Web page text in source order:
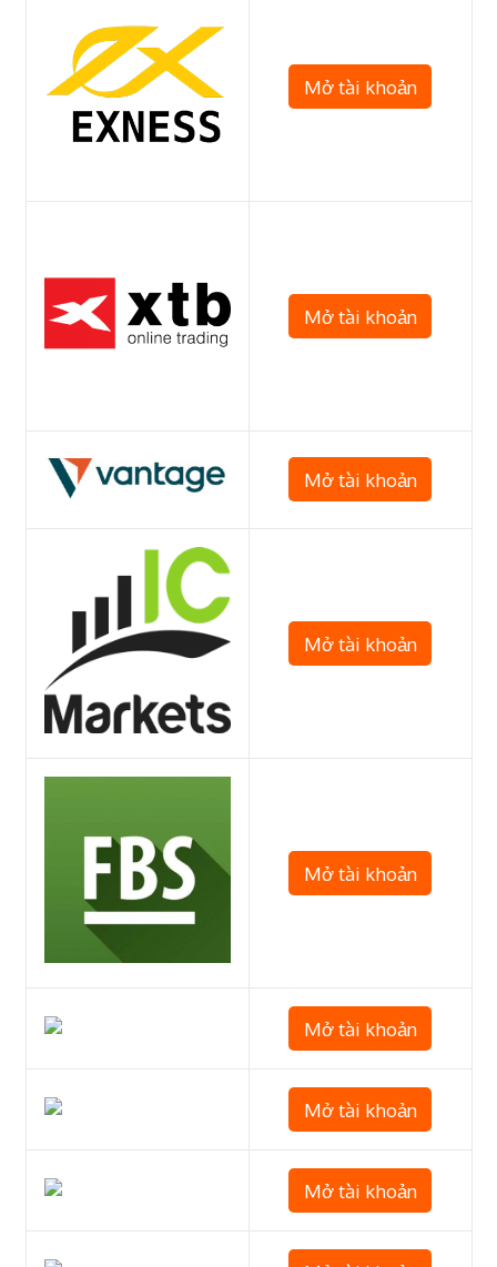
Mở tài khoản
Mở tài khoản
Mở tài khoản
Mở tài khoản
Mở tài khoản
Mở tài khoản
Mở tài khoản
Mở tài khoản